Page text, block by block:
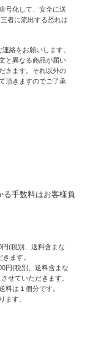
号化して、安全に送
者に流出する恐れは
絡をお願いします。
と異なる商品が届い
きます。それ以外の
頂きますのでご了承
る手数料はお客様負
(税別、送料含まな
ます。
円(税別、送料含まな
せていただきます。
料は１個分です。
ます。